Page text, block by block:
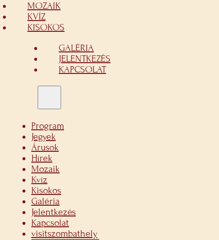
MOZAIK
KVÍZ
KISOKOS
GALÉRIA
JELENTKEZÉS
KAPCSOLAT
Program
Jegyek
Árusok
Hírek
Mozaik
Kvíz
Kisokos
Galéria
Jelentkezés
Kapcsolat
visitszombathely